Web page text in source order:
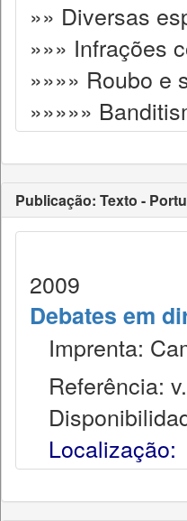
»» Diversas
»»» Infrações
»»»» Roubo e
»»»»»
Publicação: Texto -
2009
Debates em
Imprenta:
Referência:
Localização: